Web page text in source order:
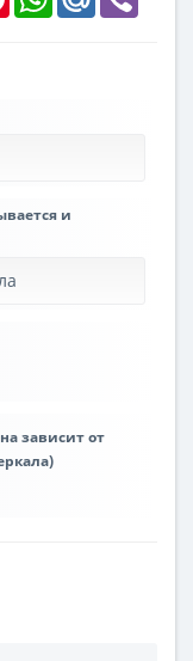
и
зависит от